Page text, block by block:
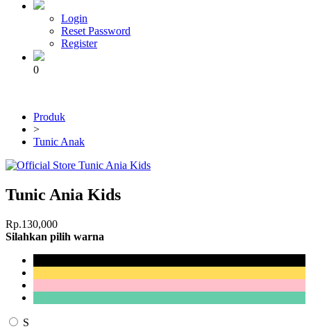
Login
Reset Password
Register
0
Produk
>
Tunic Anak
Tunic Ania Kids
Rp.130,000
Silahkan pilih warna
S